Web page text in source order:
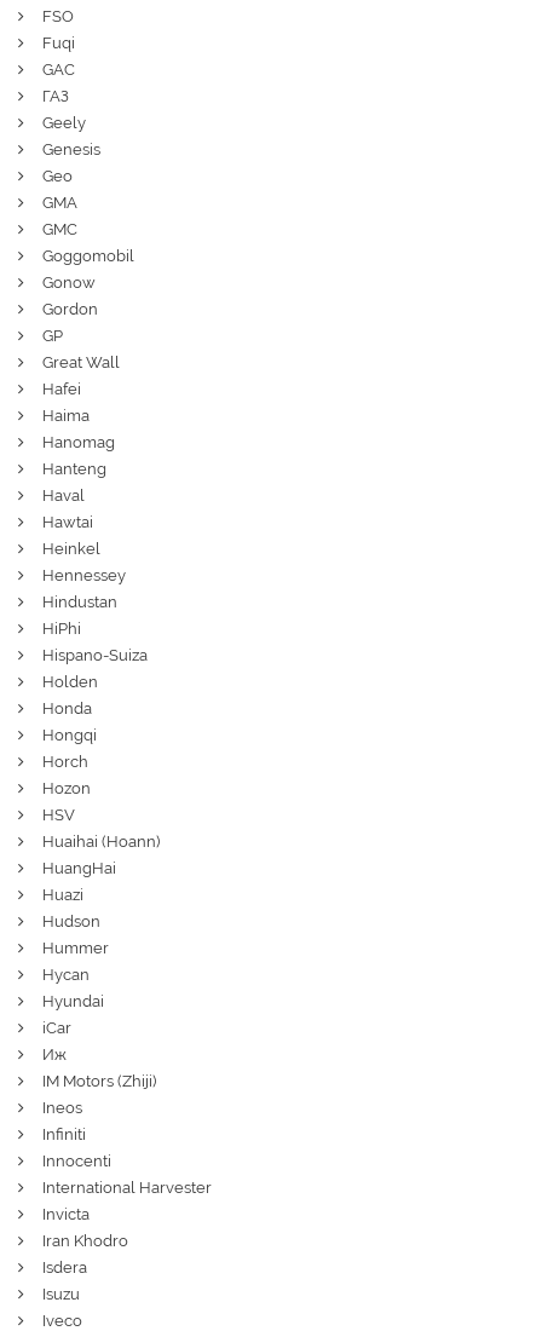
FSO
Fuqi
GAC
ГАЗ
Geely
Genesis
Geo
GMA
GMC
Goggomobil
Gonow
Gordon
GP
Great Wall
Hafei
Haima
Hanomag
Hanteng
Haval
Hawtai
Heinkel
Hennessey
Hindustan
HiPhi
Hispano-Suiza
Holden
Honda
Hongqi
Horch
Hozon
HSV
Huaihai (Hoann)
HuangHai
Huazi
Hudson
Hummer
Hycan
Hyundai
iCar
Иж
IM Motors (Zhiji)
Ineos
Infiniti
Innocenti
International Harvester
Invicta
Iran Khodro
Isdera
Isuzu
Iveco